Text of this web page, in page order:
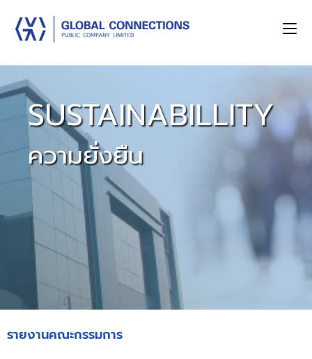
SUSTAINABILLITY
ความยั่งยืน
รายงานคณะกรรมการ